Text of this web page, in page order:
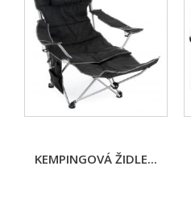
KEMPINGOVÁ ŽIDLE...